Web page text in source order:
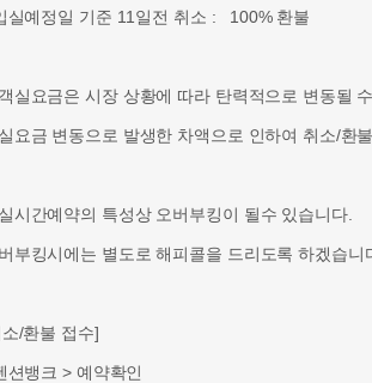
실예정일 기준 11일전 취소 : 100% 환불
실요금은 시장 상황에 따라 탄력적으로 변동될
요금 변동으로 발생한 차액으로 인하여 취소/환
시간예약의 특성상 오버부킹이 될수 있습니다.
부킹시에는 별도로 해피콜을 드리도록 하겠습니
/환불 접수]
션뱅크 > 예약확인